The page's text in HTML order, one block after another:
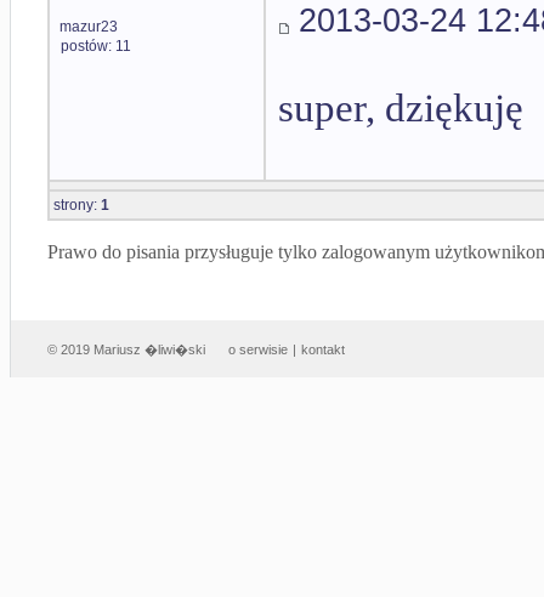
mazur23
postów: 11
2013-03-24
super, dziękuję
strony: 1
Prawo do pisania przysługuje tylko zalogowanym
© 2019 Mariusz �liwi�ski o serwisie | kontakt